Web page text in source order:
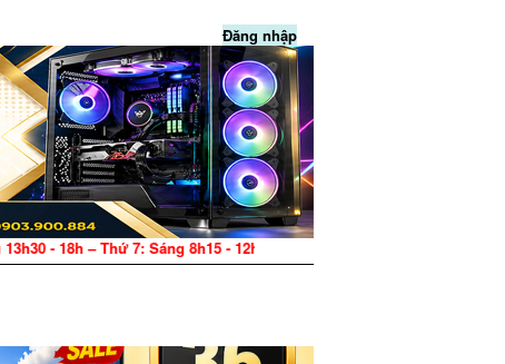
Đăng nhập
Sáng 8h15 - 12h, Chiều 13h30 - 17h – CN: Nghỉ